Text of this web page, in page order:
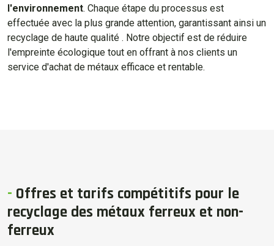
l'environnement. Chaque étape du processus est
effectuée avec la plus grande attention, garantissant ainsi un
recyclage de haute qualité . Notre objectif est de réduire
l'empreinte écologique tout en offrant à nos clients un
service d'achat de métaux efficace et rentable.
- Offres et tarifs compétitifs pour le
recyclage des métaux ferreux et non-
ferreux